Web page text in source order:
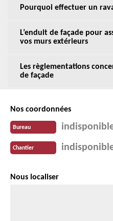
Pourquoi effectuer un
L’enduit de façade pour
vos murs extérieurs
Les règlementations
de façade
Nos coordonnées
Bureau
Chantier
Nous localiser